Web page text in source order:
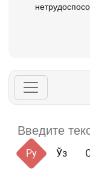
Ру Ўз